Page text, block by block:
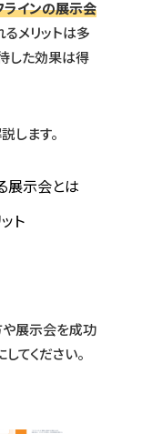
ラインの展示会
メリットは多
した効果は得
します。
展示会とは
ト
展示会を成功
てください。